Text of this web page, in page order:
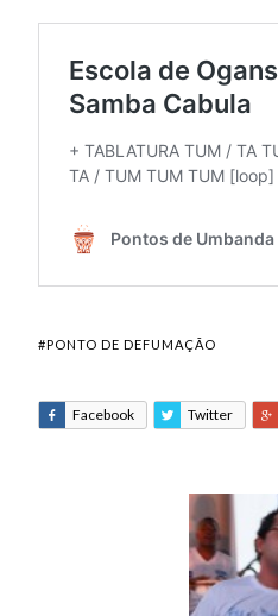
#PONTO DE DEFUMAÇÃO
Facebook Twitter